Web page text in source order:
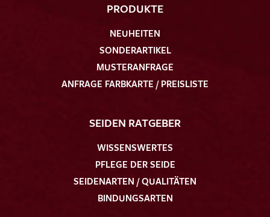
PRODUKTE
NEUHEITEN
SONDERARTIKEL
MUSTERANFRAGE
ANFRAGE FARBKARTE / PREISLISTE
SEIDEN RATGEBER
WISSENSWERTES
PFLEGE DER SEIDE
SEIDENARTEN / QUALITÄTEN
BINDUNGSARTEN